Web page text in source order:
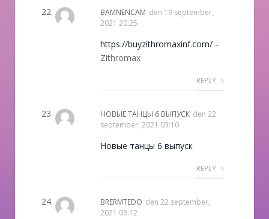
BAMNENCAM den 19 september,
2021 20:25
https://buyzithromaxinf.com/ –
Zithromax
REPLY
НОВЫЕ ТАНЦЫ 6 ВЫПУСК den 22
september, 2021 03:10
Новые танцы 6 выпуск
REPLY
BRERMTEDO den 22 september,
2021 03:12